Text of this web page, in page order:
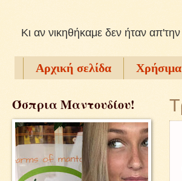
Kι αν νικηθήκαμε δεν ήταν
Αρχική σελίδα
Όσπρια Μαντουδίου!